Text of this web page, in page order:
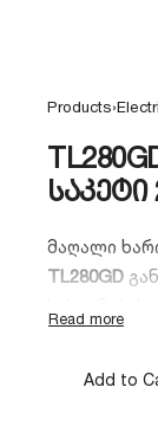
Products›
საკეტი
მაღალი
TL280GD
Add to